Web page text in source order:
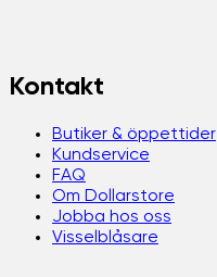
Kontakt
Butiker & öppettider
Kundservice
FAQ
Om Dollarstore
Jobba hos oss
Visselblåsare